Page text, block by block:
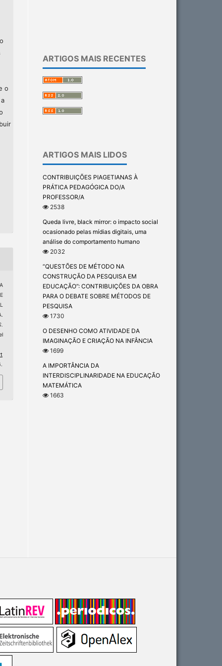
o
ARTIGOS MAIS RECENTES
ARTIGOS MAIS LIDOS
CONTRIBUIÇÕES PIAGETIANAS À
PRÁTICA PEDAGÓGICA DO/A
PROFESSOR/A
2538
Queda livre, black mirror: o impacto social
ocasionado pelas mídias digitais, uma
análise do comportamento humano
2032
“QUESTÕES DE MÉTODO NA
CONSTRUÇÃO DA PESQUISA EM
EDUCAÇÃO”: CONTRIBUIÇÕES DA OBRA
PARA O DEBATE SOBRE MÉTODOS DE
PESQUISA
1730
O DESENHO COMO ATIVIDADE DA
IMAGINAÇÃO E CRIAÇÃO NA INFÂNCIA
1699
A IMPORTÂNCIA DA
INTERDISCIPLINARIDADE NA EDUCAÇÃO
MATEMÁTICA
1663